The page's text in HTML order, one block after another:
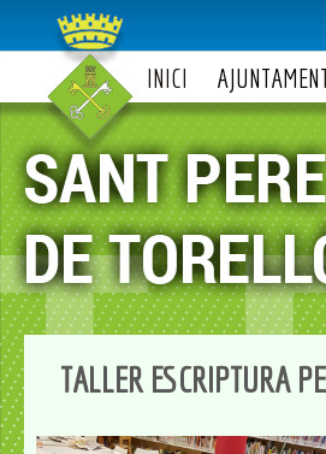
INICI
TALLER ESCRIPTURA